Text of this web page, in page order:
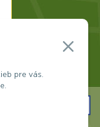
pre vás.